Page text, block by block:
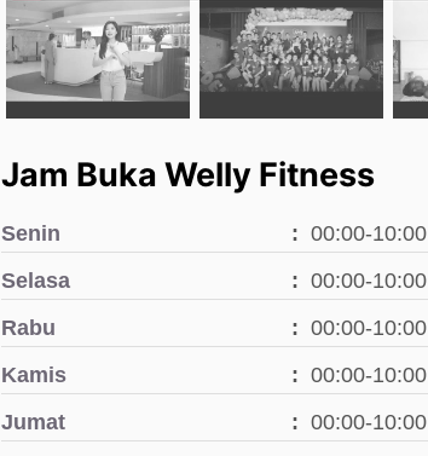
Jam Buka Welly Fitness
Senin
00:00-10:00
Selasa
00:00-10:00
Rabu
00:00-10:00
Kamis
00:00-10:00
Jumat
00:00-10:00